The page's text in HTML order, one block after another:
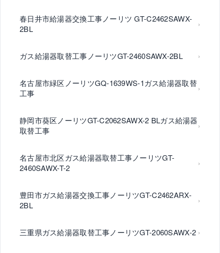
春日井市給湯器交換工事ノーリツ GT-C2462SAWX-
2BL
ガス給湯器取替工事ノーリツGT-2460SAWX-2BL
名古屋市緑区ノーリツGQ-1639WS-1ガス給湯器取替
工事
静岡市葵区ノーリツGT-C2062SAWX-2 BLガス給湯器
取替工事
名古屋市北区ガス給湯器取替工事ノーリツGT-
2460SAWX-T-2
豊田市ガス給湯器交換工事ノーリツGT-C2462ARX-
2BL
三重県ガス給湯器取替工事ノーリツGT-2060SAWX-2